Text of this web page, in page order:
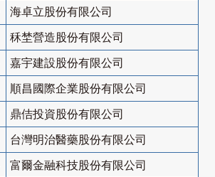
海卓立股份有限公司
秝埜營造股份有限公司
嘉宇建設股份有限公司
順昌國際企業股份有限公司
鼎佶投資股份有限公司
台灣明治醫藥股份有限公司
富爾金融科技股份有限公司